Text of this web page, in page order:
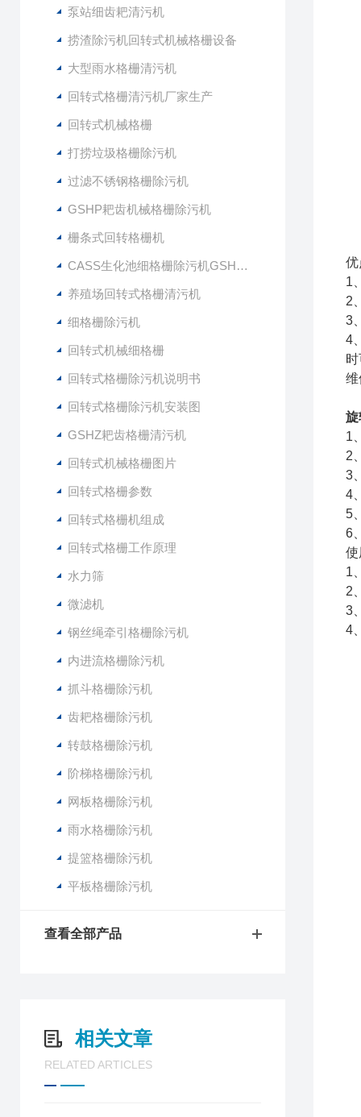
泵站细齿耙清污机
捞渣除污机回转式机械格栅设备
大型雨水格栅清污机
回转式格栅清污机厂家生产
回转式机械格栅
打捞垃圾格栅除污机
过滤不锈钢格栅除污机
GSHP耙齿机械格栅除污机
栅条式回转格栅机
CASS生化池细格栅除污机GSHZ-1000
养殖场回转式格栅清污机
细格栅除污机
回转式机械细格栅
回转式格栅除污机说明书
回转式格栅除污机安装图
GSHZ耙齿格栅清污机
回转式机械格栅图片
回转式格栅参数
回转式格栅机组成
回转式格栅工作原理
水力筛
微滤机
钢丝绳牵引格栅除污机
内进流格栅除污机
抓斗格栅除污机
齿耙格栅除污机
转鼓格栅除污机
阶梯格栅除污机
网板格栅除污机
雨水格栅除污机
提篮格栅除污机
平板格栅除污机
查看全部产品
相关文章
RELATED ARTICLES
优
1
2
3
4
维
旋
1
2
3
4
5
6
使
1
2
3
4